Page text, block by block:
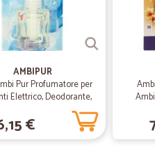
eccellente!!
AMBIPUR
Pur Profumatore per
Elettrico, Deodorante,
Risveglio Primaverile,
Ricarica 20ml
€